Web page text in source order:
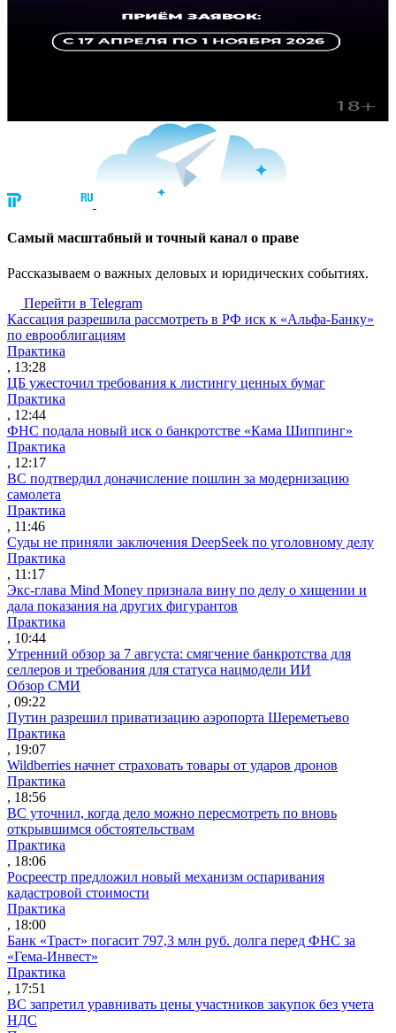
Cамый масштабный и точный канал о праве
Рассказываем о важных деловых и юридических событиях.
Перейти в Telegram
Кассация разрешила рассмотреть в РФ иск к «Альфа-Банку»
по еврооблигациям
Практика
, 13:28
ЦБ ужесточил требования к листингу ценных бумаг
Практика
, 12:44
ФНС подала новый иск о банкротстве «Кама Шиппинг»
Практика
, 12:17
ВС подтвердил доначисление пошлин за модернизацию
самолета
Практика
, 11:46
Суды не приняли заключения DeepSeek по уголовному делу
Практика
, 11:17
Экс-глава Mind Money признала вину по делу о хищении и
дала показания на других фигурантов
Практика
, 10:44
Утренний обзор за 7 августа: смягчение банкротства для
селлеров и требования для статуса нацмодели ИИ
Обзор СМИ
, 09:22
Путин разрешил приватизацию аэропорта Шереметьево
Практика
, 19:07
Wildberries начнет страховать товары от ударов дронов
Практика
, 18:56
ВС уточнил, когда дело можно пересмотреть по вновь
открывшимся обстоятельствам
Практика
, 18:06
Росреестр предложил новый механизм оспаривания
кадастровой стоимости
Практика
, 18:00
Банк «Траст» погасит 797,3 млн руб. долга перед ФНС за
«Гема-Инвест»
Практика
, 17:51
ВС запретил уравнивать цены участников закупок без учета
НДС